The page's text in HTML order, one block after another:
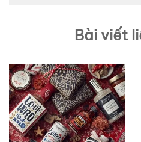
Bài viết